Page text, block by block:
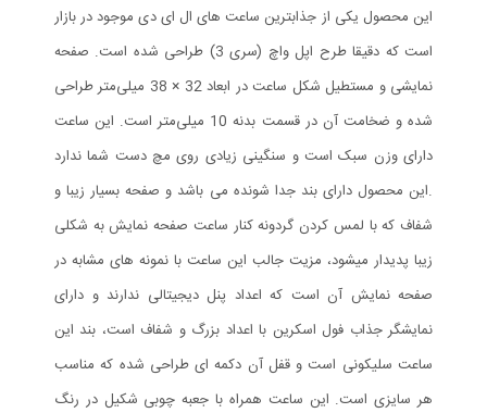
این محصول یکی از جذابترین ساعت های ال ای دی موجود در بازار
است که دقیقا طرح اپل واچ (سری 3) طراحی شده است. صفحه
نمایشی و مستطیل شکل ساعت در ابعاد 32 × 38 میلی‌متر طراحی
شده و ضخامت آن در قسمت بدنه 10 میلی‌متر است. این ساعت
دارای وزن سبک است و سنگینی زیادی روی مچ دست شما ندارد
.این محصول دارای بند جدا شونده می باشد و صفحه بسیار زیبا و
شفاف که با لمس کردن گردونه کنار ساعت صفحه نمایش به شکلی
زیبا پدیدار میشود، مزیت جالب این ساعت با نمونه های مشابه در
صفحه نمایش آن است که اعداد پنل دیجیتالی ندارند و دارای
نمایشگر جذاب فول اسکرین با اعداد بزرگ و شفاف است، بند این
ساعت سلیکونی است و قفل آن دکمه ای طراحی شده که مناسب
هر سایزی است. این ساعت همراه با جعبه چوبی شکیل در رنگ